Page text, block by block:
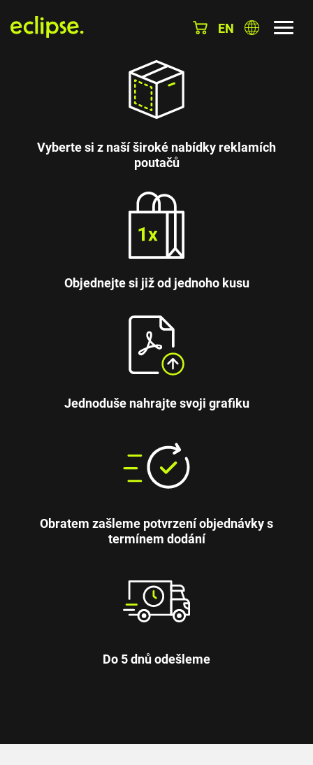
EN
Vyberte si z naší široké nabídky reklamích
poutačů
Objednejte si již od jednoho kusu
Jednoduše nahrajte svoji grafiku
Obratem zašleme potvrzení objednávky s
termínem dodání
Do 5 dnů odešleme